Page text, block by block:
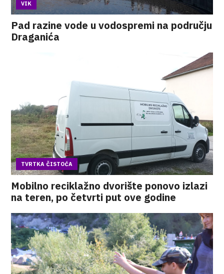
VIK
Pad razine vode u vodospremi na području
Draganića
TVRTKA ČISTOĆA
Mobilno reciklažno dvorište ponovo izlazi
na teren, po četvrti put ove godine